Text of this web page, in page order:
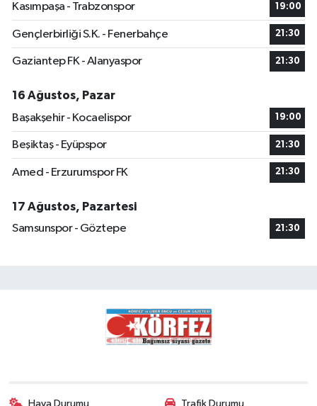
Kasımpaşa - Trabzonspor 19:00
Gençlerbirliği S.K. - Fenerbahçe 21:30
Gaziantep FK - Alanyaspor 21:30
16 Ağustos, Pazar
Başakşehir - Kocaelispor
19:00
Beşiktaş - Eyüpspor 21:30
Amed - Erzurumspor FK 21:30
17 Ağustos, Pazartesi
Samsunspor - Göztepe
21:30
Hava Durumu Trafik Durumu